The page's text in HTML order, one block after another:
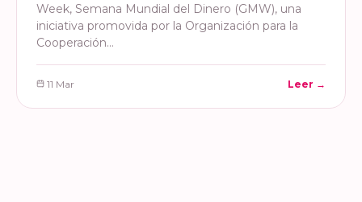
Week, Semana Mundial del Dinero (GMW), una
iniciativa promovida por la Organización para la
Cooperación…
11 Mar Leer →